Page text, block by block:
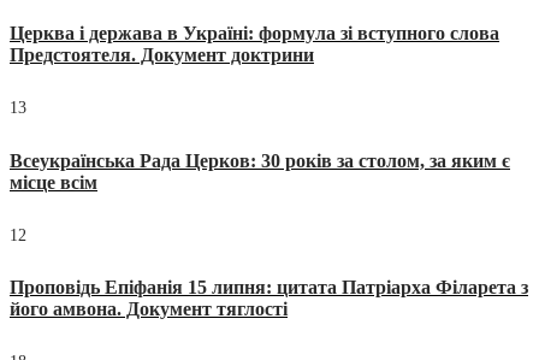
Церква і держава в Україні: формула зі вступного слова
Предстоятеля. Документ доктрини
13
Всеукраїнська Рада Церков: 30 років за столом, за яким є
місце всім
12
Проповідь Епіфанія 15 липня: цитата Патріарха Філарета з
його амвона. Документ тяглості